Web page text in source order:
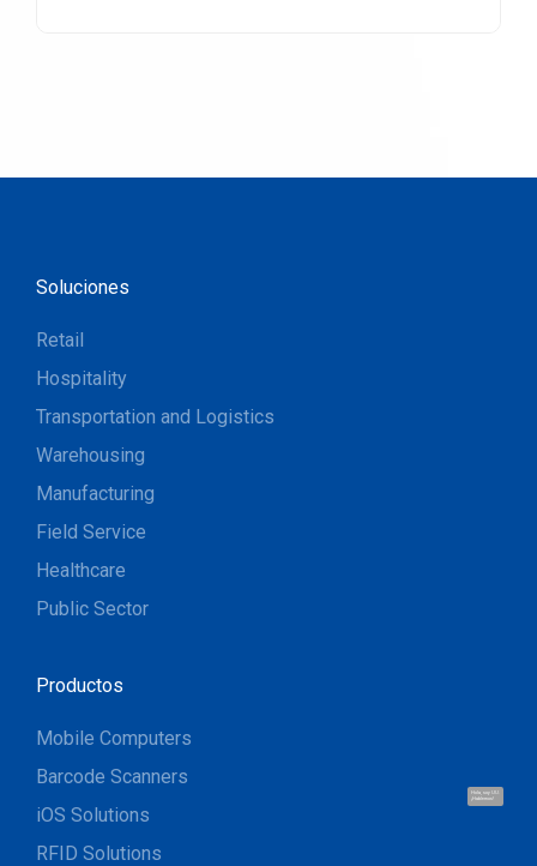
Hola, soy UU.
¡Hablemos!
Soluciones
Retail
Hospitality
Transportation and Logistics
Warehousing
Manufacturing
Field Service
Healthcare
Public Sector
Productos
Mobile Computers
Barcode Scanners
iOS Solutions
RFID Solutions